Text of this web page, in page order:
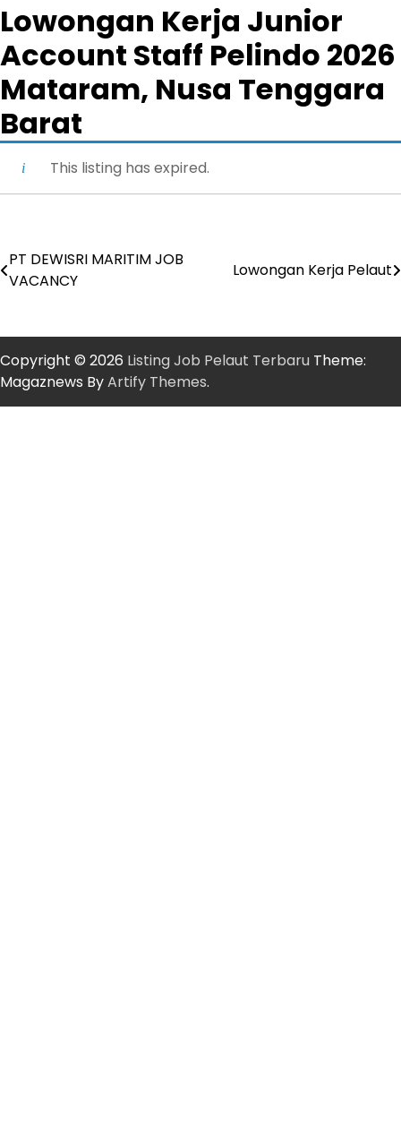
Lowongan Kerja Junior
Account Staff Pelindo 2026
Mataram, Nusa Tenggara
Barat
This listing has expired.
Post
PT DEWISRI MARITIM JOB
VACANCY
Lowongan Kerja Pelaut
Copyright © 2026 Listing Job Pelaut Terbaru Theme:
Magaznews ByArtify Themes.